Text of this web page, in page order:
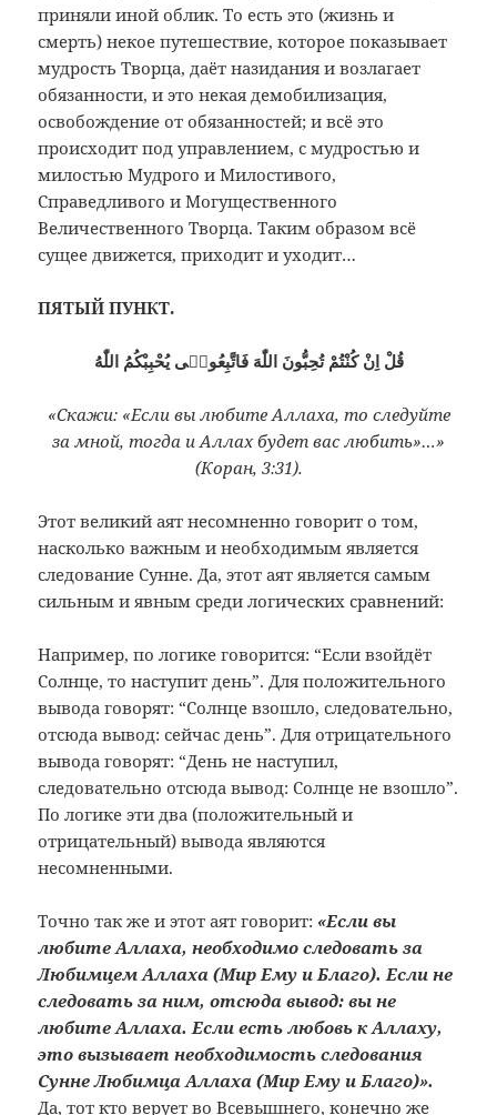
приняли иной облик. То есть это (жизнь и
смерть) некое путешествие, которое показывает
мудрость Творца, даёт назидания и возлагает
обязанности, и это некая демобилизация,
освобождение от обязанностей; и всё это
происходит под управлением, с мудростью и
милостью Мудрого и Милостивого,
Справедливого и Могущественного
Величественного Творца. Таким образом всё
сущее движется, приходит и уходит…
ПЯТЫЙ ПУНКТ.
قُلْ اِنْ كُنْتُمْ تُحِبُّونَ اللّٰهَ فَاتَّبِعُونٖى يُحْبِبْكُمُ اللّٰهُ
«Скажи: «Если вы любите Аллаха, то следуйте
за мной, тогда и Аллах будет вас любить»…»
(Коран, 3:31).
Этот великий аят несомненно говорит о том,
насколько важным и необходимым является
следование Сунне. Да, этот аят является самым
сильным и явным среди логических сравнений:
Например, по логике говорится: “Если взойдёт
Солнце, то наступит день”. Для положительного
вывода говорят: “Солнце взошло, следовательно,
отсюда вывод: сейчас день”. Для отрицательного
вывода говорят: “День не наступил,
следовательно отсюда вывод: Солнце не взошло”.
По логике эти два (положительный и
отрицательный) вывода являются
несомненными.
Точно так же и этот аят говорит: «Если вы
любите Аллаха, необходимо следовать за
Любимцем Аллаха (Мир Ему и Благо). Если не
следовать за ним, отсюда вывод: вы не
любите Аллаха. Если есть любовь к Аллаху,
это вызывает необходимость следования
Сунне Любимца Аллаха (Мир Ему и Благо)».
Да, тот кто верует во Всевышнего, конечно же